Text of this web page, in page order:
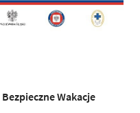
Wakacje